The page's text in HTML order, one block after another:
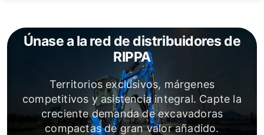
Únase a la red de distribuidores de
RIPPA
Territorios exclusivos, márgenes
competitivos y asistencia integral. Capte la
creciente demanda de excavadoras
compactas de gran valor añadido.